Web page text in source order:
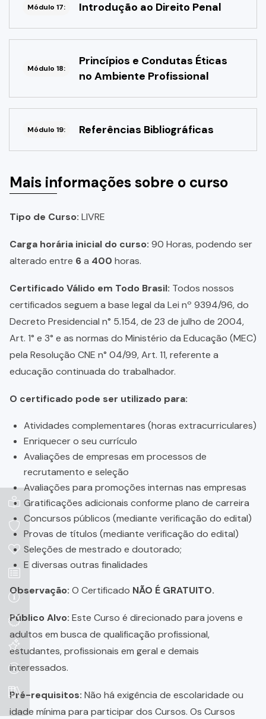
Módulo 17: Introdução ao Direito Penal
Módulo 18:
Princípios e Condutas Éticas
no Ambiente Profissional
Módulo 19: Referências Bibliográficas
Mais informações sobre o curso
Tipo de Curso: LIVRE
Carga horária inicial do curso: 90 Horas, podendo ser
alterado entre 6a 400 horas.
Certificado Válido em Todo Brasil: Todos nossos
certificados seguem a base legal da Lei nº 9394/96, do
Decreto Presidencial n° 5.154, de 23 de julho de 2004,
Art. 1° e 3° e as normas do Ministério da Educação (MEC)
pela Resolução CNE n° 04/99, Art. 11, referente a
educação continuada do trabalhador.
O certificado pode ser utilizado para:
Atividades complementares (horas extracurriculares)
Enriquecer o seu currículo
Avaliações de empresas em processos de
recrutamento e seleção
Avaliações para promoções internas nas empresas
Gratificações adicionais conforme plano de carreira
Concursos públicos (mediante verificação do edital)
Provas de títulos (mediante verificação do edital)
Seleções de mestrado e doutorado;
E diversas outras finalidades
Observação: O Certificado NÃO É GRATUITO.
Público Alvo: Este Curso é direcionado para jovens e
adultos em busca de qualificação profissional,
estudantes, profissionais em geral e demais
interessados.
Pré-requisitos: Não há exigência de escolaridade ou
idade mínima para participar dos Cursos. Os Cursos